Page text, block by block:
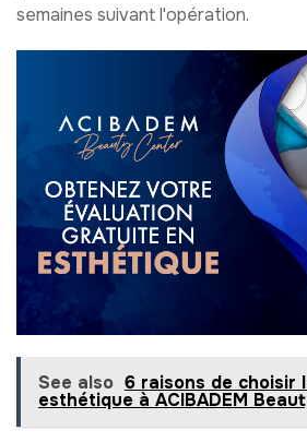
semaines suivant l'opération.
See also 6 raisons de choisir
esthétique à ACIBADEM